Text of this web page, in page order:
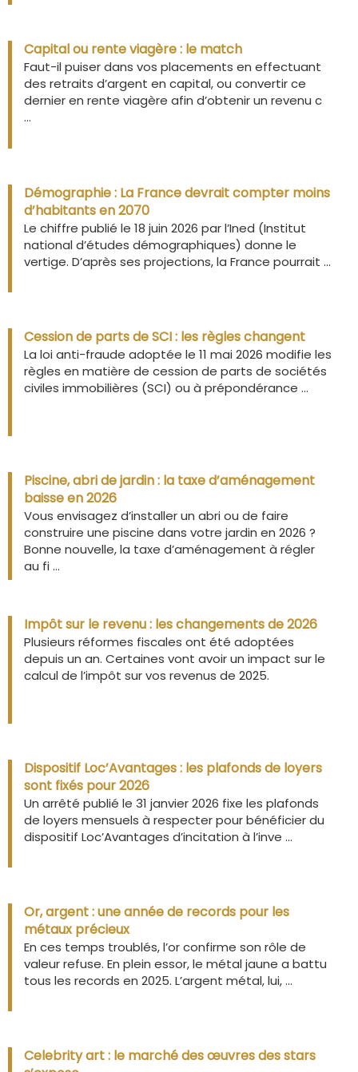
Capital ou rente viagère : le match
Faut-il puiser dans vos placements en effectuant
des retraits d’argent en capital, ou convertir ce
dernier en rente viagère afin d’obtenir un revenu c
...
Démographie : La France devrait compter moins
d’habitants en 2070
Le chiffre publié le 18 juin 2026 par l’Ined (Institut
national d’études démographiques) donne le
vertige. D’après ses projections, la France pourrait ...
Cession de parts de SCI : les règles changent
La loi anti-fraude adoptée le 11 mai 2026 modifie les
règles en matière de cession de parts de sociétés
civiles immobilières (SCI) ou à prépondérance ...
Piscine, abri de jardin : la taxe d’aménagement
baisse en 2026
Vous envisagez d’installer un abri ou de faire
construire une piscine dans votre jardin en 2026 ?
Bonne nouvelle, la taxe d’aménagement à régler
au fi ...
Impôt sur le revenu : les changements de 2026
Plusieurs réformes fiscales ont été adoptées
depuis un an. Certaines vont avoir un impact sur le
calcul de l’impôt sur vos revenus de 2025.
Dispositif Loc’Avantages : les plafonds de loyers
sont fixés pour 2026
Un arrêté publié le 31 janvier 2026 fixe les plafonds
de loyers mensuels à respecter pour bénéficier du
dispositif Loc’Avantages d’incitation à l’inve ...
Or, argent : une année de records pour les
métaux précieux
En ces temps troublés, l’or confirme son rôle de
valeur refuse. En plein essor, le métal jaune a battu
tous les records en 2025. L’argent métal, lui, ...
Celebrity art : le marché des œuvres des stars